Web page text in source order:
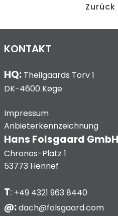
KONTAKT
HQ: Theilgaards Torv 1
DK-4600 Køge
Impressum
Anbieterkennzeichnung
Hans Folsgaard GmbH
Chronos-Platz 1
53773 Hennef
T: +49 4321 963 8440
@:dach@folsgaard.com